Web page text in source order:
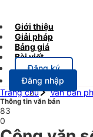
Giới thiệu
Giải pháp
Bảng giá
Bài viết
Đăng ký
Đăng nhập
Trang chủ
Văn bản
Thông tin văn bản
83
0